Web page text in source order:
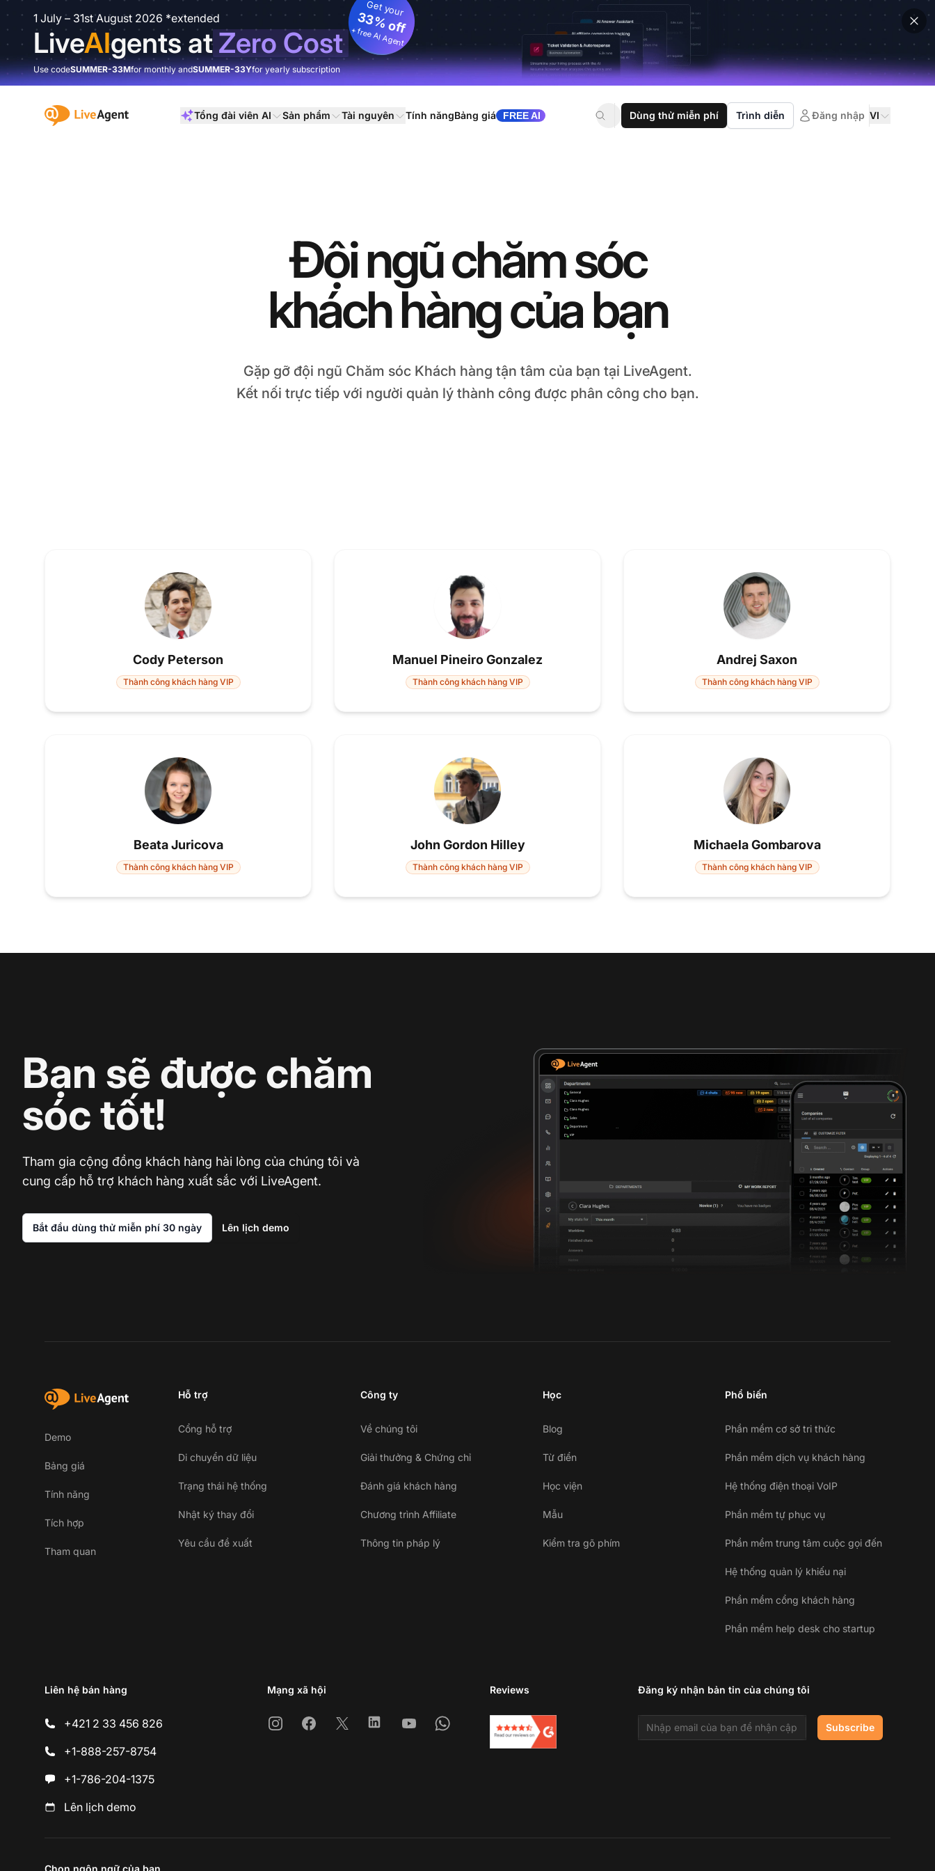
1 July – 31st August 2026 *extended
LiveAIgents atZero Cost
Get your
33% off
+ free AI Agent
Use codeSUMMER-33Mfor monthly andSUMMER-33Yfor yearly subscription
:site.title Tổng đài viên AI Sản phẩm Tài nguyên Tính năngBảng giá FREE AI Dùng thử miễn phí Trình diễn Đăng nhập VI
Đội ngũ chăm sóc
khách hàng của bạn
Gặp gỡ đội ngũ Chăm sóc Khách hàng tận tâm của bạn tại LiveAgent.
Kết nối trực tiếp với người quản lý thành công được phân công cho bạn.
Cody Peterson
Thành công khách hàng VIP
Manuel Pineiro Gonzalez
Thành công khách hàng VIP
Andrej Saxon
Thành công khách hàng VIP
Beata Juricova
Thành công khách hàng VIP
John Gordon Hilley
Thành công khách hàng VIP
Michaela Gombarova
Thành công khách hàng VIP
Bạn sẽ được chăm
sóc tốt!
Tham gia cộng đồng khách hàng hài lòng của chúng tôi và
cung cấp hỗ trợ khách hàng xuất sắc với LiveAgent.
Bắt đầu dùng thử miễn phí 30 ngày Lên lịch demo
Demo
Bảng giá
Tính năng
Tích hợp
Tham quan
Hỗ trợ
Cổng hỗ trợ
Di chuyển dữ liệu
Trạng thái hệ thống
Nhật ký thay đổi
Yêu cầu đề xuất
Công ty
Về chúng tôi
Giải thưởng & Chứng chỉ
Đánh giá khách hàng
Chương trình Affiliate
Thông tin pháp lý
Học
Blog
Từ điển
Học viện
Mẫu
Kiểm tra gõ phím
Phổ biến
Phần mềm cơ sở tri thức
Phần mềm dịch vụ khách hàng
Hệ thống điện thoại VoIP
Phần mềm tự phục vụ
Phần mềm trung tâm cuộc gọi đến
Hệ thống quản lý khiếu nại
Phần mềm cổng khách hàng
Phần mềm help desk cho startup
Liên hệ bán hàng
+421 2 33 456 826
+1-888-257-8754
+1-786-204-1375
Lên lịch demo
Mạng xã hội
InstagramFacebook
X LinkedinYoutubeWhatsapp
Reviews Đăng ký nhận bản tin của chúng tôi
Email address Subscribe
Chọn ngôn ngữ của bạn